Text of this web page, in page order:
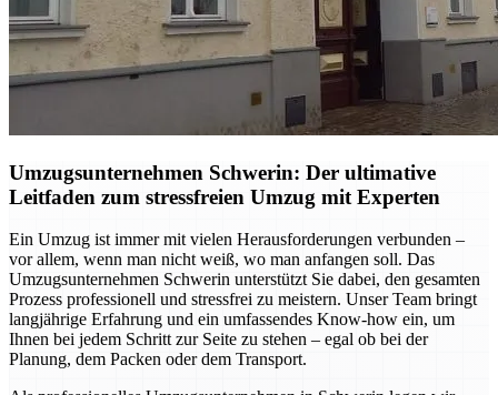
Umzugsunternehmen Schwerin: Der ultimative
Leitfaden zum stressfreien Umzug mit Experten
Ein Umzug ist immer mit vielen Herausforderungen verbunden –
vor allem, wenn man nicht weiß, wo man anfangen soll. Das
Umzugsunternehmen Schwerin unterstützt Sie dabei, den gesamten
Prozess professionell und stressfrei zu meistern. Unser Team bringt
langjährige Erfahrung und ein umfassendes Know-how ein, um
Ihnen bei jedem Schritt zur Seite zu stehen – egal ob bei der
Planung, dem Packen oder dem Transport.